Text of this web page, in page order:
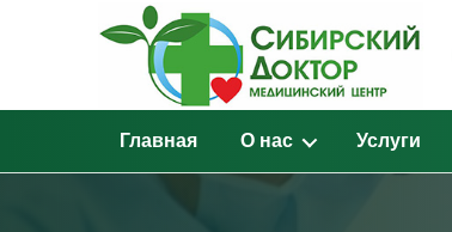
Главная О нас Услуги